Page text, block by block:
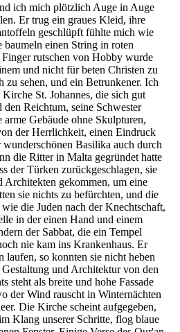
ich mich plötzlich Auge in Auge
Er trug ein graues Kleid, ihre
geschlüpft fühlte mich wie
einen String in roten
rutschen von Hobby wurde
und nicht für beten Christen zu
zu sehen, und ein Betrunkener. Ich
St. Johannes, die sich gut
Reichtum, seine Schwester
arme Gebäude ohne Skulpturen,
der Herrlichkeit, einen Eindruck
wunderschönen Basilika auch durch
die Ritter in Malta gegründet hatte
der Türken zurückgeschlagen, sie
Architekten gekommen, um eine
sie nichts zu befürchten, und die
die Juden nach der Knechtschaft,
in der einen Hand und einem
der Sabbat, die ein Tempel
nie kam ins Krankenhaus. Er
laufen, so konnten sie nicht heben
und Architektur von den
steht als breite und hohe Fassade
der Wind rauscht in Winternächten
Die Kirche scheint aufgegeben,
Klang unserer Schritte, flog blaue